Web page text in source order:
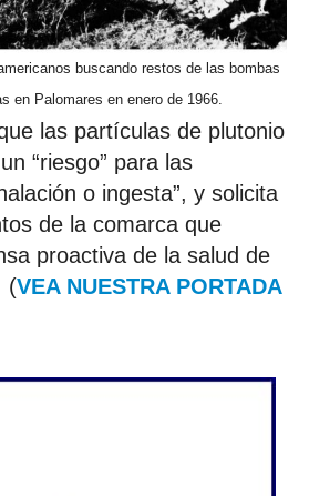
buscando restos de las bombas
en Palomares en enero de 1966.
las partículas de plutonio
“riesgo” para las
o ingesta”, y solicita
de la comarca que
proactiva de la salud de
(VEA NUESTRA PORTADA